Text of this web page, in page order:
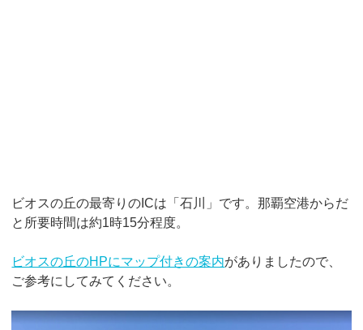
ビオスの丘の最寄りのICは「石川」です。那覇空港からだ
と所要時間は約1時15分程度。
ビオスの丘のHPにマップ付きの案内がありましたので、
ご参考にしてみてください。